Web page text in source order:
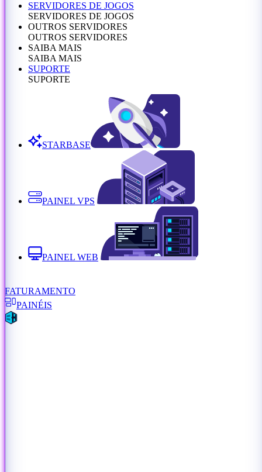
SERVIDORES DE JOGOS
SERVIDORES DE JOGOS
OUTROS SERVIDORES
OUTROS SERVIDORES
SAIBA MAIS
SAIBA MAIS
SUPORTE
SUPORTE
STARBASE
PAINEL VPS
PAINEL WEB
FATURAMENTO
PAINÉIS